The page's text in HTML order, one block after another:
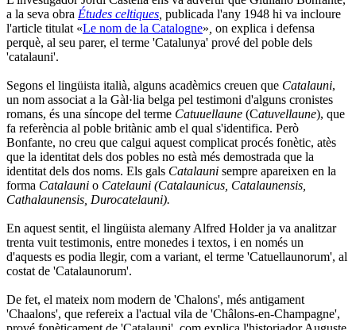
a la seva obra Études celtiques publicada l'any 1948 hi va incloure
l'article titulat «Le nom de la Catalogne» on explica i defensa
perquè, al seu parer, el terme 'Catalunya' prové del poble dels
'catalauni'.
Segons el lingüista italià, alguns acadèmics creuen que Catalauni,
un nom associat a la Gàl·lia belga pel testimoni d'alguns cronistes
romans, és una síncope del terme Catuuellaune (Catuvellaune), que
fa referència al poble britànic amb el qual s'identifica. Però
Bonfante, no creu que calgui aquest complicat procés fonètic, atès
que la identitat dels dos pobles no està més demostrada que la
identitat dels dos noms. Els gals Catalauni sempre apareixen en la
forma Catalauni o Catelauni (Catalaunicus, Catalaunensis,
Cathalaunensis, Durocatelauni).
En aquest sentit, el lingüista alemany Alfred Holder ja va analitzar
trenta vuit testimonis, entre monedes i textos, i en només un
d'aquests es podia llegir, com a variant, el terme 'Catuellaunorum', al
costat de 'Catalaunorum'.
De fet, el mateix nom modern de 'Chalons', més antigament
'Chaalons', que refereix a l'actual vila de 'Châlons-en-Champagne',